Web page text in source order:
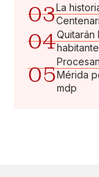
03La
04Quitarán
05Mérida
mdp